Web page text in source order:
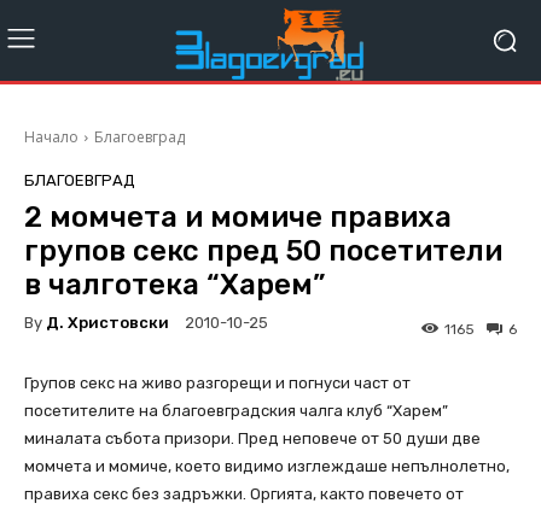
Начало Благоевград
БЛАГОЕВГРАД
2 момчета и момиче правиха
групов секс пред 50 посетители
в чалготека “Харем”
By Д. Христовски 2010-10-25 6
1165
Групов секс на живо разгорещи и погнуси част от
посетителите на благоевградския чалга клуб “Харем”
миналата събота призори. Пред неповече от 50 души две
момчета и момиче, което видимо изглеждаше непълнолетно,
правиха секс без задръжки. Оргията, както повечето от